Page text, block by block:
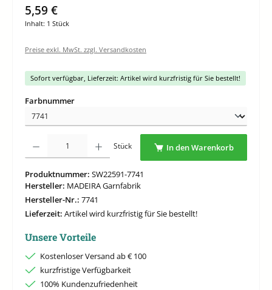
5,59 €
Inhalt: 1 Stück
Preise exkl. MwSt. zzgl. Versandkosten
Sofort verfügbar, Lieferzeit: Artikel wird kurzfristig für Sie bestellt!
Farbnummerauswählen
Produkt Anzahl: Gib den gewünschten Wert ein oder benutze die Schaltflächen um
Stück In den Warenkorb
Produktnummer: SW22591-7741
Hersteller: MADEIRA Garnfabrik
Hersteller-Nr.: 7741
Lieferzeit: Artikel wird kurzfristig für Sie bestellt!
Unsere Vorteile
Kostenloser Versand ab € 100
kurzfristige Verfügbarkeit
100% Kundenzufriedenheit